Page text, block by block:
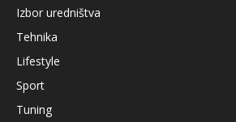
Izbor uredništva
Tehnika
Lifestyle
Sport
Tuning